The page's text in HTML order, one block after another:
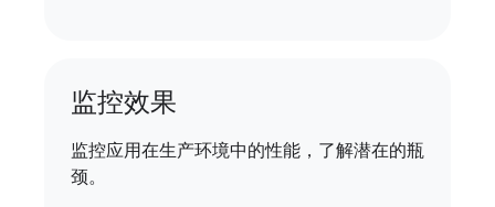
监控效果
监控应用在生产环境中的性能，了解潜在的瓶
颈。